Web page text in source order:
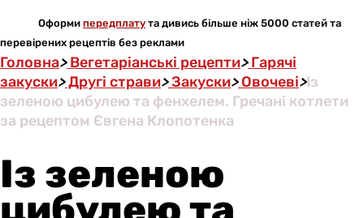
Оформи передплату та дивись більше ніж 5000 статей та
перевірених рецептів без реклами
Головна>Вегетаріанські рецепти>Гарячі
закуски>Другі страви>Закуски>Овочеві>Із
зеленою цибулею та фенхелем. Гречані котлети
за рецептом Євгена Клопотенка
Із зеленою